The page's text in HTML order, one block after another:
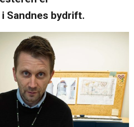
Årsavgift
mesterbrev
Søknadsskjema
Ofte
stilte
Sandnes bydrift.